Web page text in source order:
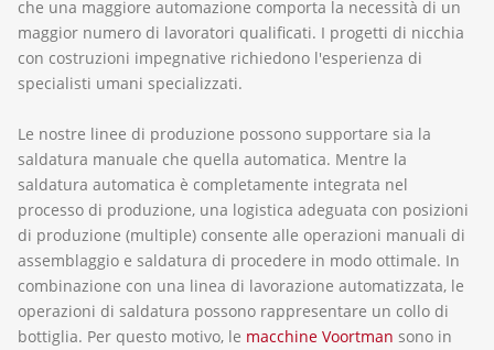
che una maggiore automazione comporta la necessità di un
maggior numero di lavoratori qualificati. I progetti di nicchia
con costruzioni impegnative richiedono l'esperienza di
specialisti umani specializzati.
Le nostre linee di produzione possono supportare sia la
saldatura manuale che quella automatica. Mentre la
saldatura automatica è completamente integrata nel
processo di produzione, una logistica adeguata con posizioni
di produzione (multiple) consente alle operazioni manuali di
assemblaggio e saldatura di procedere in modo ottimale. In
combinazione con una linea di lavorazione automatizzata, le
operazioni di saldatura possono rappresentare un collo di
bottiglia. Per questo motivo, le macchine Voortman sono in